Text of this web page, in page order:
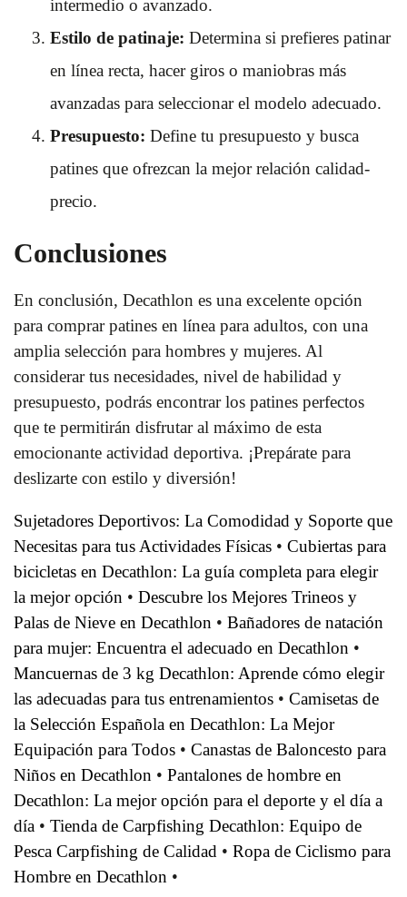
intermedio o avanzado.
Estilo de patinaje: Determina si prefieres patinar
en línea recta, hacer giros o maniobras más
avanzadas para seleccionar el modelo adecuado.
Presupuesto: Define tu presupuesto y busca
patines que ofrezcan la mejor relación calidad-
precio.
Conclusiones
En conclusión, Decathlon es una excelente opción
para comprar patines en línea para adultos, con una
amplia selección para hombres y mujeres. Al
considerar tus necesidades, nivel de habilidad y
presupuesto, podrás encontrar los patines perfectos
que te permitirán disfrutar al máximo de esta
emocionante actividad deportiva. ¡Prepárate para
deslizarte con estilo y diversión!
Sujetadores Deportivos: La Comodidad y Soporte que
Necesitas para tus Actividades Físicas • Cubiertas para
bicicletas en Decathlon: La guía completa para elegir
la mejor opción • Descubre los Mejores Trineos y
Palas de Nieve en Decathlon • Bañadores de natación
para mujer: Encuentra el adecuado en Decathlon •
Mancuernas de 3 kg Decathlon: Aprende cómo elegir
las adecuadas para tus entrenamientos • Camisetas de
la Selección Española en Decathlon: La Mejor
Equipación para Todos • Canastas de Baloncesto para
Niños en Decathlon • Pantalones de hombre en
Decathlon: La mejor opción para el deporte y el día a
día • Tienda de Carpfishing Decathlon: Equipo de
Pesca Carpfishing de Calidad • Ropa de Ciclismo para
Hombre en Decathlon •